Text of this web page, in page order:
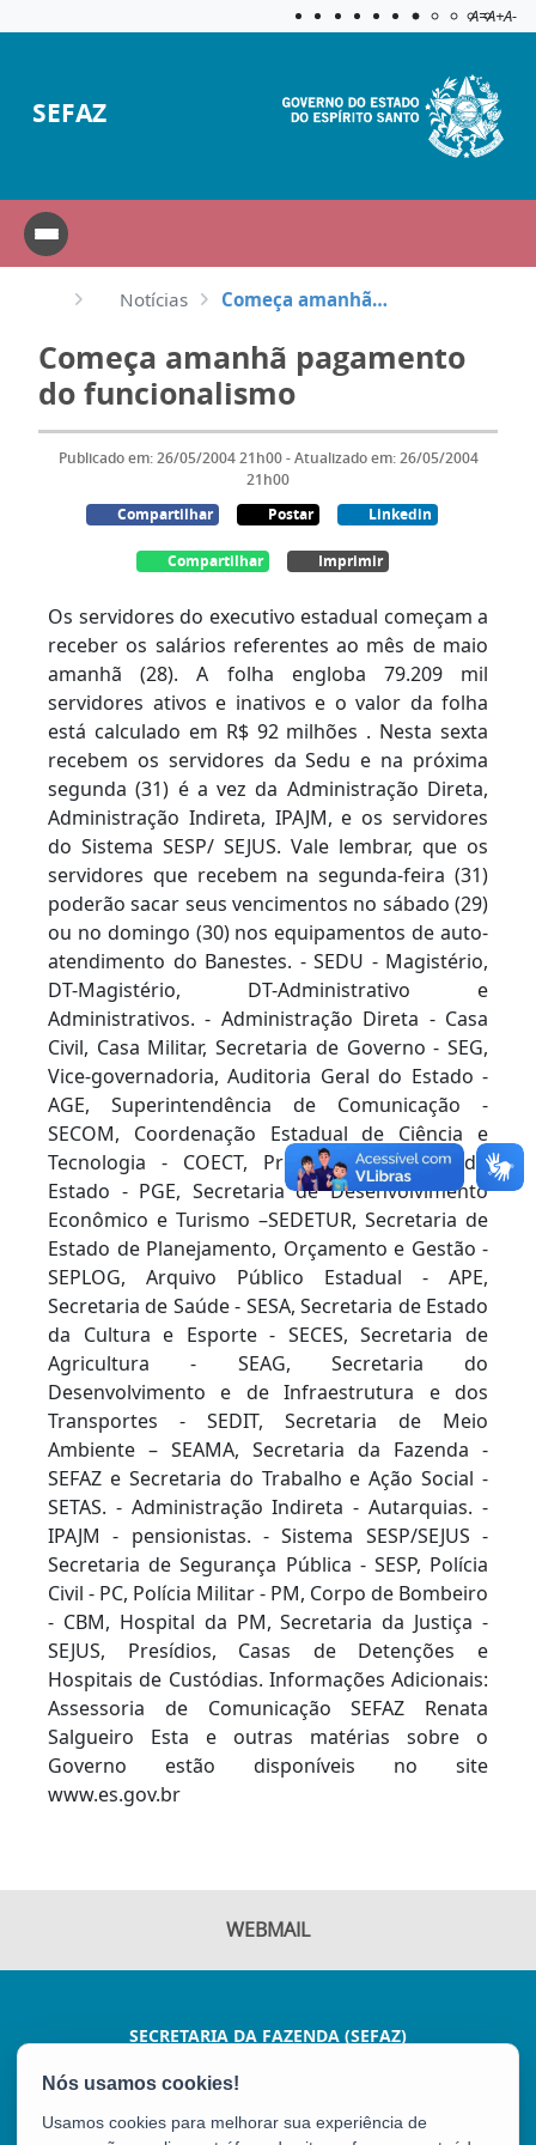
Aplicar
A=A+A-
SEFAZ
Notícias Começa amanhã pagamento do funcionalismo
Começa amanhã pagamento
do funcionalismo
Publicado em: 26/05/2004 21h00 - Atualizado em: 26/05/2004
21h00
Compartilhar
Postar Linkedin
Compartilhar Imprimir
Os servidores do executivo estadual começam a
receber os salários referentes ao mês de maio
amanhã (28). A folha engloba 79.209 mil
servidores ativos e inativos e o valor da folha
está calculado em R$ 92 milhões . Nesta sexta
recebem os servidores da Sedu e na próxima
segunda (31) é a vez da Administração Direta,
Administração Indireta, IPAJM, e os servidores
do Sistema SESP/ SEJUS. Vale lembrar, que os
servidores que recebem na segunda-feira (31)
poderão sacar seus vencimentos no sábado (29)
ou no domingo (30) nos equipamentos de auto-
atendimento do Banestes. - SEDU - Magistério,
DT-Magistério, DT-Administrativo e
Administrativos. - Administração Direta - Casa
Civil, Casa Militar, Secretaria de Governo - SEG,
Vice-governadoria, Auditoria Geral do Estado -
AGE, Superintendência de Comunicação -
SECOM, Coordenação Estadual de Ciência e
Tecnologia - COECT, Procuradoria Geral do
Estado - PGE, Secretaria de Desenvolvimento
Econômico e Turismo –SEDETUR, Secretaria de
Estado de Planejamento, Orçamento e Gestão -
SEPLOG, Arquivo Público Estadual - APE,
Secretaria de Saúde - SESA, Secretaria de Estado
da Cultura e Esporte - SECES, Secretaria de
Agricultura - SEAG, Secretaria do
Desenvolvimento e de Infraestrutura e dos
Transportes - SEDIT, Secretaria de Meio
Ambiente – SEAMA, Secretaria da Fazenda -
SEFAZ e Secretaria do Trabalho e Ação Social -
SETAS. - Administração Indireta - Autarquias. -
IPAJM - pensionistas. - Sistema SESP/SEJUS -
Secretaria de Segurança Pública - SESP, Polícia
Civil - PC, Polícia Militar - PM, Corpo de Bombeiro
- CBM, Hospital da PM, Secretaria da Justiça -
SEJUS, Presídios, Casas de Detenções e
Hospitais de Custódias. Informações Adicionais:
Assessoria de Comunicação SEFAZ Renata
Salgueiro Esta e outras matérias sobre o
Governo estão disponíveis no site
www.es.gov.br
WEBMAIL
SECRETARIA DA FAZENDA (SEFAZ)
AV JOÃO BATISTA PARRA, 600 - ENSEADA DO SUÁ
Tel.: (27) 3347-5102
Usamos cookies para melhorar sua experiência de